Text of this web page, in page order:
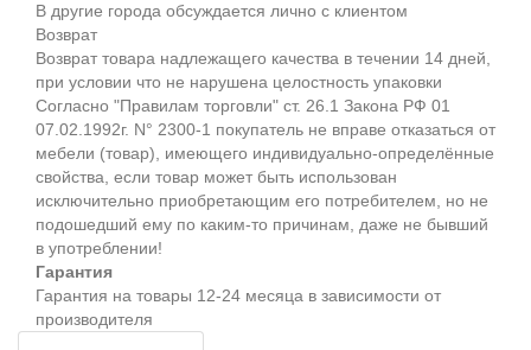
В другие города обсуждается лично с клиентом
Возврат
Возврат товара надлежащего качества в течении 14 дней,
при условии что не нарушена целостность упаковки
Согласно "Правилам торговли" ст. 26.1 Закона РФ 01
07.02.1992г. N° 2300-1 покупатель не вправе отказаться от
мебели (товар), имеющего индивидуально-определённые
свойства, если товар может быть использован
исключительно приобретающим его потребителем, но не
подошедший eмy по каким-то причинам, даже не бывший
в употреблении!
Гарантия
Гарантия на товары 12-24 месяца в зависимости от
производителя